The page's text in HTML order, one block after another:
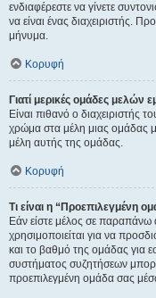
ενδιαφέρεστε να γίνετε
να είναι ένας διαχειριστής.
μήνυμα.
Κορυφή
Γιατί μερικές ομάδες μελών
Είναι πιθανό ο διαχειριστής
χρώμα στα μέλη μιας ομάδας
μέλη αυτής της ομάδας.
Κορυφή
Τι είναι η “Προεπιλεγμένη
Εάν είστε μέλος σε
χρησιμοποιείται για να
και το βαθμό της ομάδας για
συστήματος συζητήσεων
προεπιλεγμένη ομάδα σας